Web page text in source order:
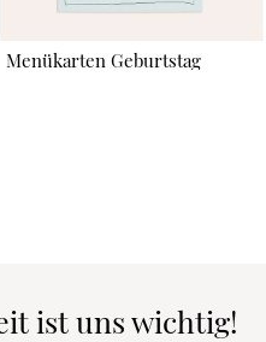
Menükarten Geburtstag
ist uns wichtig!